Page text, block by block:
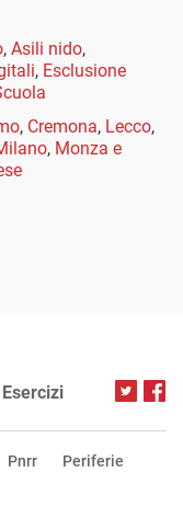
, Asili nido,
, Esclusione
, Cremona, Lecco,
, Monza e
Esercizi
Pnrr Periferie